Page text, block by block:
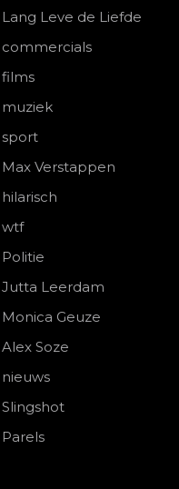
Lang Leve de Liefde
commercials
films
muziek
sport
Max Verstappen
hilarisch
wtf
Politie
Jutta Leerdam
Monica Geuze
Alex Soze
nieuws
Slingshot
Parels